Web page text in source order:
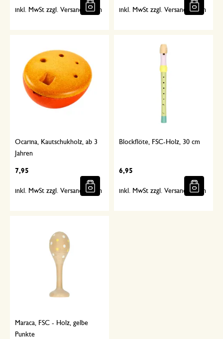
inkl. MwSt zzgl. Versandkosten inkl. MwSt zzgl. Versandkosten
Ocarina, Kautschukholz, ab 3
Jahren
7,95
inkl. MwSt zzgl. Versandkosten
Blockflöte, FSC-Holz, 30 cm
6,95
inkl. MwSt zzgl. Versandkosten
Maraca, FSC - Holz, gelbe
Punkte